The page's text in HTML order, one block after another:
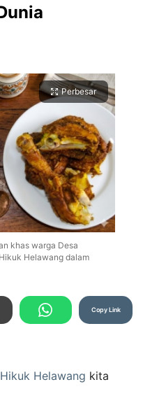
Perbesar
khas warga Desa
Helawang dalam
Copy Link
Hikuk Helawang kita